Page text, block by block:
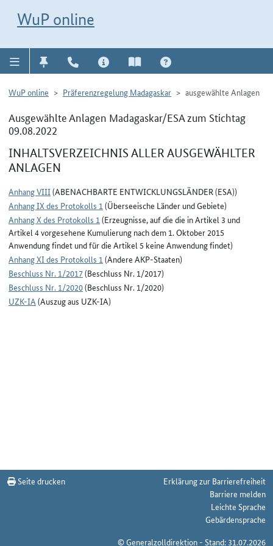
WuP online
WuP online Präferenzregelung Madagaskar ausgewählte Anlagen
Ausgewählte Anlagen Madagaskar/ESA zum Stichtag
09.08.2022
INHALTSVERZEICHNIS ALLER AUSGEWÄHLTER
ANLAGEN
Anhang VIII(ABENACHBARTE ENTWICKLUNGSLÄNDER (ESA))
Anhang IX des Protokolls 1(Überseeische Länder und Gebiete)
Anhang X des Protokolls 1(Erzeugnisse, auf die die in Artikel 3 und
Artikel 4 vorgesehene Kumulierung nach dem 1. Oktober 2015
Anwendung findet und für die Artikel 5 keine Anwendung findet)
Anhang XI des Protokolls 1(Andere AKP-Staaten)
Beschluss Nr. 1/2017(Beschluss Nr. 1/2017)
Beschluss Nr. 1/2020(Beschluss Nr. 1/2020)
UZK-IA(Auszug aus UZK-IA)
Seite drucken
Erklärung zur Barrierefreiheit
Barriere melden
Leichte Sprache
Gebärdensprache
© Generalzolldirektion - Stand: 31.07.2026